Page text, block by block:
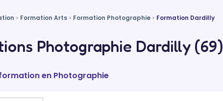
Formation Arts Formation Photographie Formation Dardilly
Photographie Dardilly (69)
en Photographie